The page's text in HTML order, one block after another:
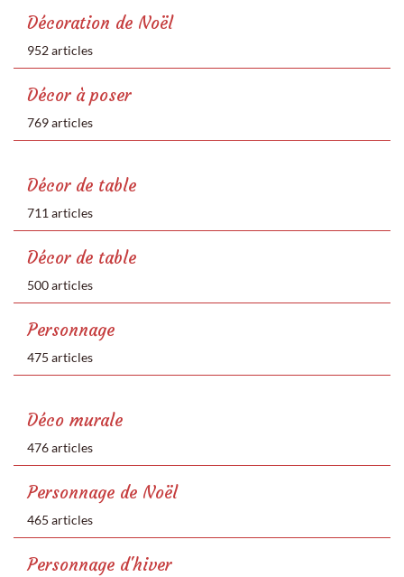
Décoration de Noël
952 articles
Décor à poser
769 articles
Décor de table
711 articles
Décor de table
500 articles
Personnage
475 articles
Déco murale
476 articles
Personnage de Noël
465 articles
Personnage d'hiver